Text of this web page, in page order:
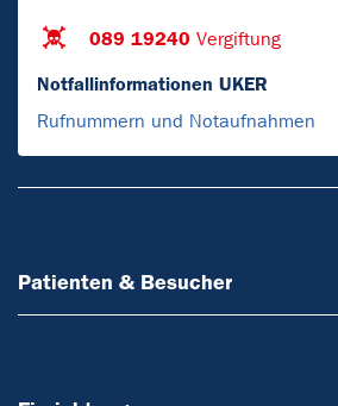
089 19240 Vergiftung
Notfallinformationen UKER
Rufnummern und Notaufnahmen
Patienten & Besucher